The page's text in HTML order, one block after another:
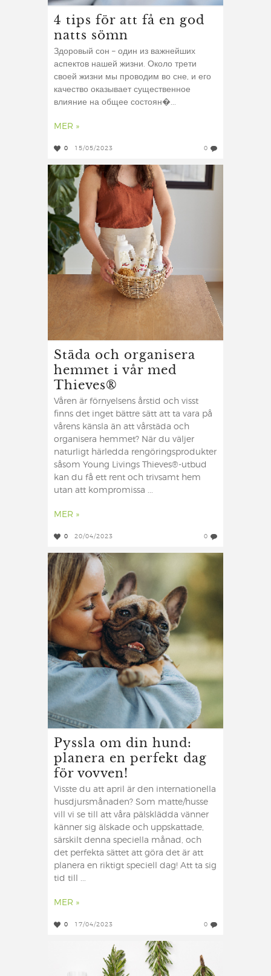
4 tips för att få en god
natts sömn
Здоровый сон – один из важнейших
аспектов нашей жизни. Около трети
своей жизни мы проводим во сне, и его
качество оказывает существенное
влияние на общее состоян�...
MER »
0 15/05/2023 0
Städa och organisera
hemmet i vår med
Thieves®
Våren är förnyelsens årstid och visst
finns det inget bättre sätt att ta vara på
vårens känsla än att vårstäda och
organisera hemmet? När du väljer
naturligt härledda rengöringsprodukter
såsom Young Livings Thieves®-utbud
kan du få ett rent och trivsamt hem
utan att kompromissa ...
MER »
0 20/04/2023 0
Pyssla om din hund:
planera en perfekt dag
för vovven!
Visste du att april är den internationella
husdjursmånaden? Som matte/husse
vill vi se till att våra pälsklädda vänner
känner sig älskade och uppskattade,
särskilt denna speciella månad, och
det perfekta sättet att göra det är att
planera en riktigt speciell dag! Att ta sig
tid till ...
MER »
0 17/04/2023 0